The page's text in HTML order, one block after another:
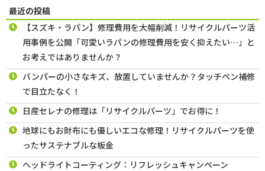
最近の投稿
【スズキ・ラパン】修理費用を大幅削減！リサイクルパーツ活
用事例を公開「可愛いラパンの修理費用を安く抑えたい…」と
お考えではありませんか？
バンパーの小さなキズ、放置していませんか？タッチペン補修
で目立たなく！
日産セレナの修理は「リサイクルパーツ」でお得に！
地球にもお財布にも優しいエコな修理！リサイクルパーツを使
ったサステナブルな板金
ヘッドライトコーティング：リフレッシュキャンペーン